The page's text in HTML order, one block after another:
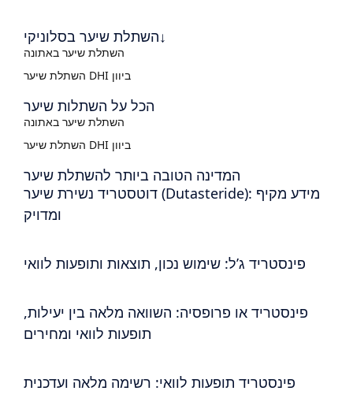
השתלת שיער בסלוניקי↓
השתלת שיער באתונה
השתלת שיער DHI ביוון
הכל על השתלות שיער
השתלת שיער באתונה
השתלת שיער DHI ביוון
המדינה הטובה ביותר להשתלת שיער
דוטסטריד נשירת שיער (Dutasteride): מידע מקיף
ומדויק
פינסטריד ג’ל: שימוש נכון, תוצאות ותופעות לוואי
פינסטריד או פרופסיה: השוואה מלאה בין יעילות,
תופעות לוואי ומחירים
פינסטריד תופעות לוואי: רשימה מלאה ועדכנית